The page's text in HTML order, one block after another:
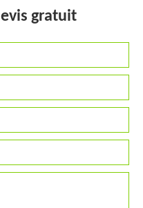
gratuit